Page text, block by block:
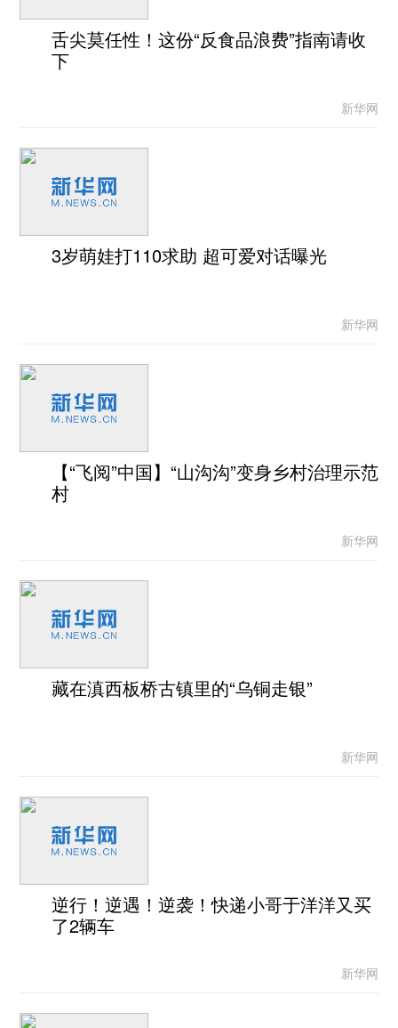
舌尖莫任性！这份“反食品浪费”指南请收
下
新华网
3岁萌娃打110求助 超可爱对话曝光
新华网
【“飞阅”中国】“山沟沟”变身乡村治理示范
村
新华网
藏在滇西板桥古镇里的“乌铜走银”
新华网
逆行！逆遇！逆袭！快递小哥于洋洋又买
了2辆车
新华网